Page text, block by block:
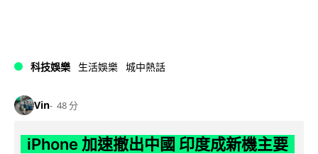
科技娛樂 生活娛樂 城中熱話
Vin 48 分
iPhone 加速撤出中國 印度成新機主要